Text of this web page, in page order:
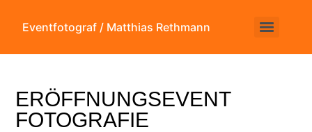
Eventfotograf / Matthias Rethmann
ERÖFFNUNGSEVENT
FOTOGRAFIE